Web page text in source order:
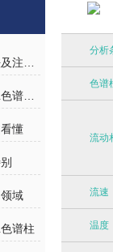
懂
域
谱柱
分析
色谱
流动
流速
温度